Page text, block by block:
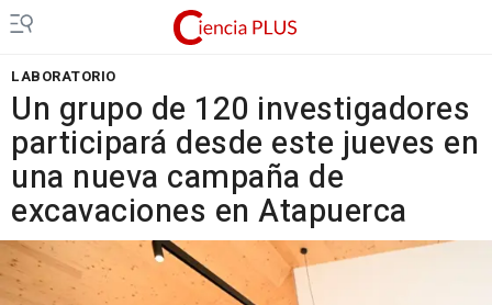
LABORATORIO
Un grupo de 120 investigadores
participará desde este jueves en
una nueva campaña de
excavaciones en Atapuerca